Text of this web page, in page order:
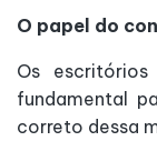
O papel do
Os
fundamental
correto dessa